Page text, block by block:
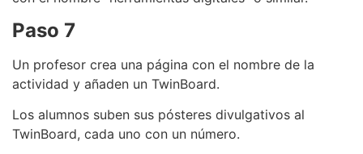
Paso 7
Un profesor crea una página con el nombre de la
actividad y añaden un TwinBoard.
Los alumnos suben sus pósteres divulgativos al
TwinBoard, cada uno con un número.